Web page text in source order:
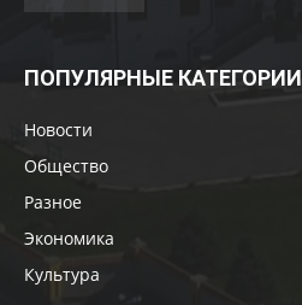
ПОПУЛЯРНЫЕ КАТЕГОРИИ
Новости
Общество
Разное
Экономика
Культура